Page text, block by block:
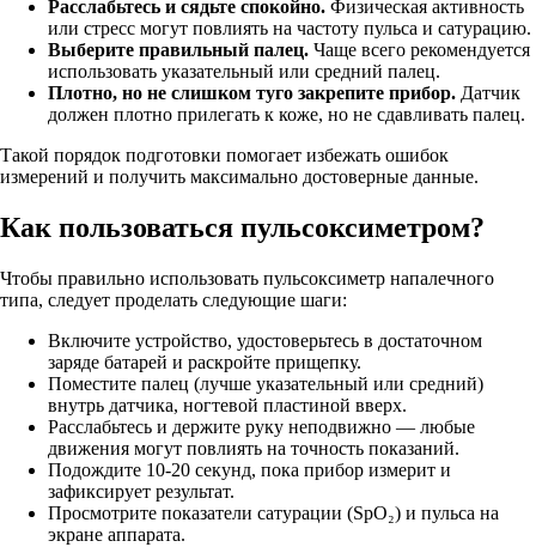
Расслабьтесь и сядьте спокойно. Физическая активность
или стресс могут повлиять на частоту пульса и сатурацию.
Выберите правильный палец. Чаще всего рекомендуется
использовать указательный или средний палец.
Плотно, но не слишком туго закрепите прибор. Датчик
должен плотно прилегать к коже, но не сдавливать палец.
Такой порядок подготовки помогает избежать ошибок
измерений и получить максимально достоверные данные.
Как пользоваться пульсоксиметром?
Чтобы правильно использовать пульсоксиметр напалечного
типа, следует проделать следующие шаги:
Включите устройство, удостоверьтесь в достаточном
заряде батарей и раскройте прищепку.
Поместите палец (лучше указательный или средний)
внутрь датчика, ногтевой пластиной вверх.
Расслабьтесь и держите руку неподвижно — любые
движения могут повлиять на точность показаний.
Подождите 10-20 секунд, пока прибор измерит и
зафиксирует результат.
Просмотрите показатели сатурации (SpO₂) и пульса на
экране аппарата.